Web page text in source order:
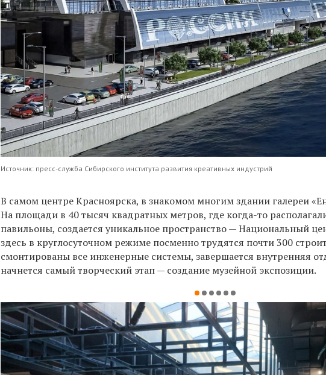
Источник: пресс-служба Сибирского института развития креативных индустрий
В самом центре Красноярска, в знакомом многим здании галереи
На площади в 40 тысяч квадратных метров, где когда-то
павильоны, создается уникальное пространство — Национальный
здесь в круглосуточном режиме посменно трудятся почти 300
смонтированы все инженерные системы, завершается внутренняя
начнется самый творческий этап — создание музейной экспозиции.